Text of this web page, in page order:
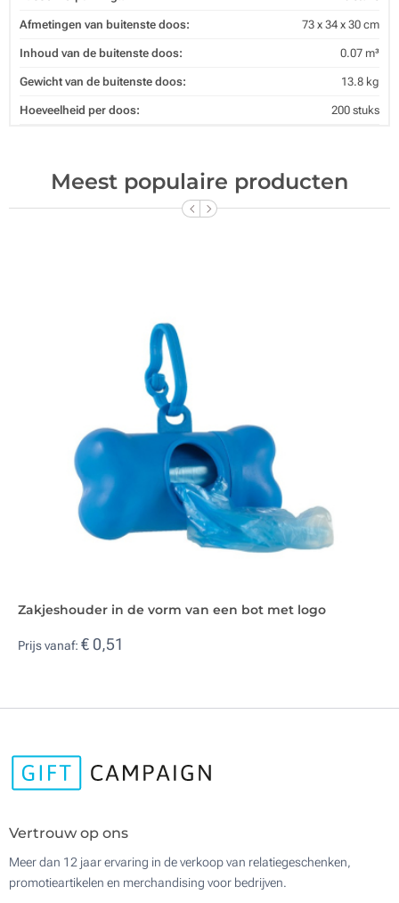
Afmetingen van buitenste doos: 73 x 34 x 30 cm
Inhoud van de buitenste doos: 0.07 m³
Gewicht van de buitenste doos: 13.8 kg
Hoeveelheid per doos: 200 stuks
Meest populaire producten
Zakjeshouder in de vorm van een bot met logo
Prijs vanaf: € 0,51
Vertrouw op ons
Meer dan 12 jaar ervaring in de verkoop van relatiegeschenken,
promotieartikelen en merchandising voor bedrijven.